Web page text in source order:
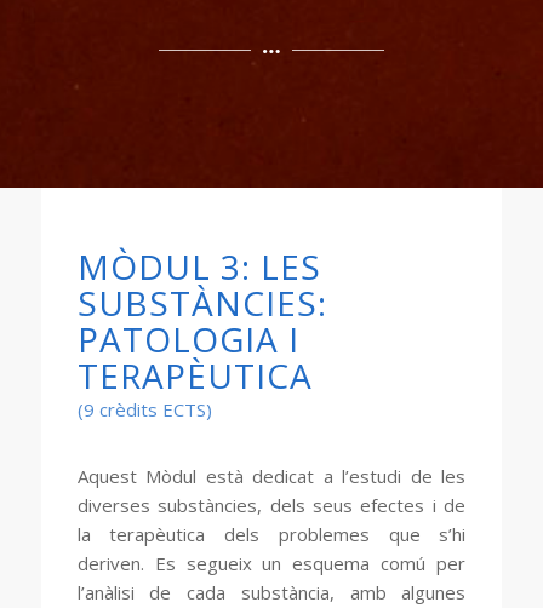
MÒDUL 3: LES
SUBSTÀNCIES:
PATOLOGIA I
TERAPÈUTICA
(9 crèdits ECTS)
Aquest Mòdul està dedicat a l’estudi de les
diverses substàncies, dels seus efectes i de
la terapèutica dels problemes que s’hi
deriven. Es segueix un esquema comú per
l’anàlisi de cada substància, amb algunes